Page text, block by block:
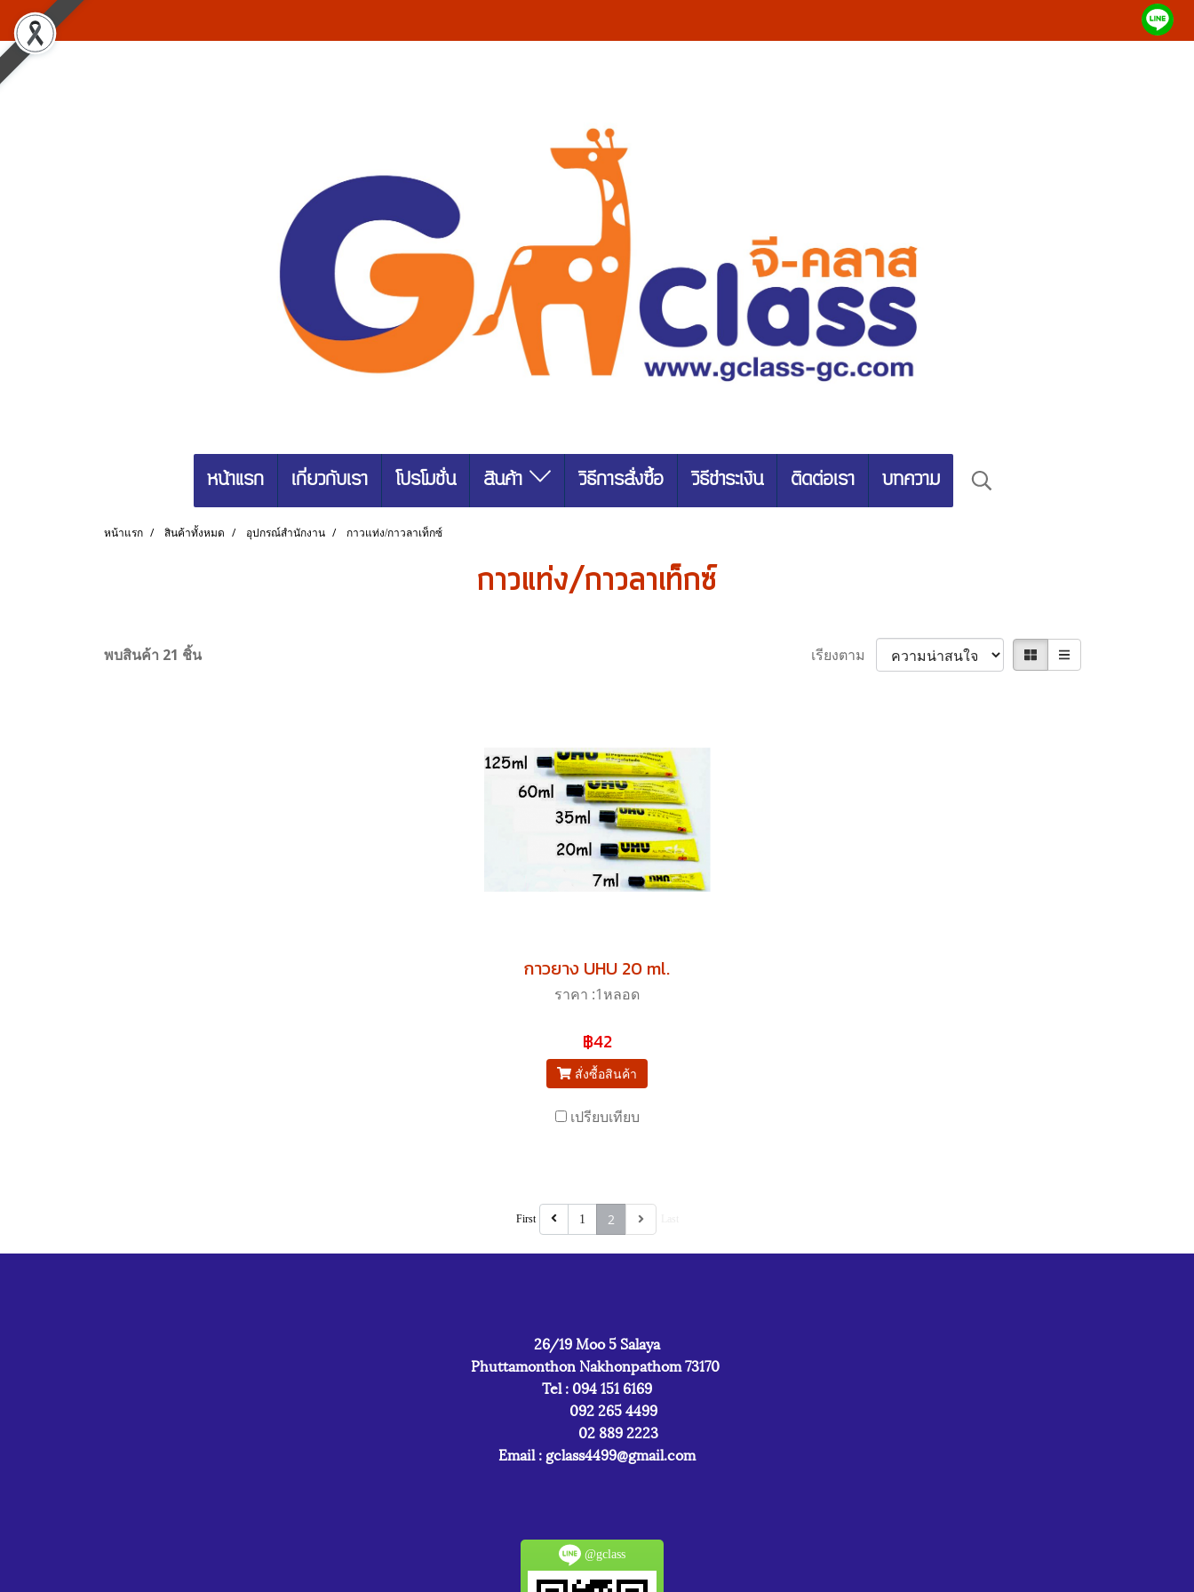
หน้าแรก เกี่ยวกับเรา โปรโมชั่น สินค้า วิธีการสั่งซื้อ วิธีชำระเงิน ติดต่อเรา บทความ
หน้าแรก สินค้าทั้งหมด อุปกรณ์สำนักงาน กาวแท่ง/กาวลาเท็กซ์
กาวแท่ง/กาวลาเท็กซ์
พบสินค้า 21 ชิ้น เรียงตาม
กาวยาง UHU 20 ml.
ราคา :1หลอด
฿42
สั่งซื้อสินค้า
เปรียบเทียบ
First 1 2
26/19 Moo 5 Salaya
Phuttamonthon Nakhonpathom 73170
Tel : 094 151 6169
092 265 4499
02 889 2223
Email : gclass4499@gmail.com
@gclass